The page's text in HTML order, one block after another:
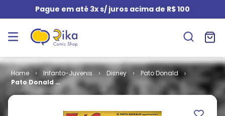
Pague em até 3x s/ juros acima de R$ 100
Infanto-Juvenis Disney
Pato Donald
Pato Donald #
0977